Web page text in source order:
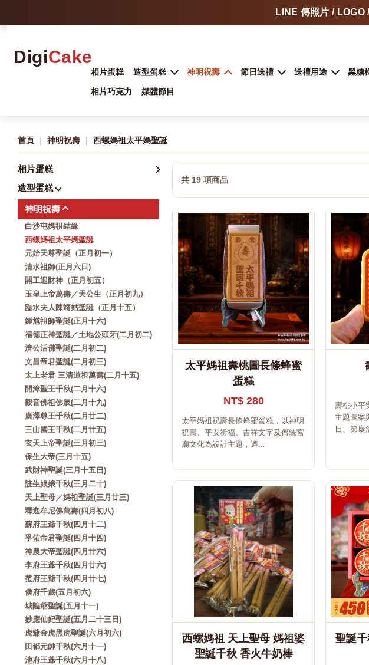
LINE 傳照片 / LOGO
門市自取、宅
DigiCake
相片蛋糕 造型蛋糕 神明祝壽 節日送禮 送禮用途 黑糖
相片巧克力 媒體節目
首頁 ｜ 神明祝壽 ｜ 西螺媽祖太平媽聖誕
相片蛋糕
造型蛋糕
神明祝壽
白沙屯媽祖結緣
西螺媽祖太平媽聖誕
元始天尊聖誕（正月初一）
清水祖師(正月六日)
開工迎財神（正月初五）
玉皇上帝萬壽／天公生（正月初九）
臨水夫人陳靖姑聖誕（正月十五）
鍾馗祖師聖誕(正月十六)
福德正神聖誕／土地公頭牙(二月初二)
濟公活佛聖誕(二月初二)
文昌帝君聖誕(二月初三)
太上老君 三清道祖萬壽(二月十五)
開漳聖王千秋(二月十六)
觀音佛祖佛辰(二月十九)
廣澤尊王千秋(二月廿二)
三山國王千秋(二月廿五)
玄天上帝聖誕(三月初三)
保生大帝(三月十五)
武財神聖誕(三月十五日)
註生娘娘千秋(三月二十)
天上聖母／媽祖聖誕(三月廿三)
釋迦牟尼佛萬壽(四月初八)
蘇府王爺千秋(四月十二)
孚佑帝君聖誕(四月十四)
神農大帝聖誕(四月廿六)
李府王爺千秋(四月廿六)
范府王爺千秋(四月廿七)
侯府千歲(五月初六)
城隍爺聖誕(五月十一)
妙應仙妃聖誕(五月二十三日)
虎爺金虎黑虎聖誕(六月初六)
田都元帥千秋(六月十一)
池府王爺千秋(六月十八)
共 19 項商品
太平媽祖壽桃圖長條蜂蜜
蛋糕
NT$ 280
太平媽祖祝壽長條蜂蜜蛋糕，以神明
祝壽、平安祈福、吉祥文字及傳統宮
廟文化為設計主題，適...
壽桃小平
主題圖案
日、節慶
西螺媽祖 天上聖母 媽祖婆
聖誕千秋 香火牛奶棒
聖誕